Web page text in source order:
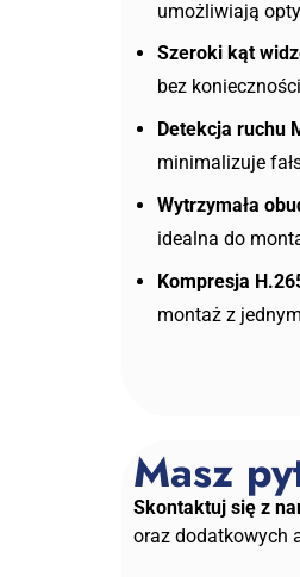
umożliwiają
Szeroki kąt
bez
Detekcja ruchu
minimalizuje
Wytrzymała
idealna do
Kompresja
montaż z
Masz
Skontaktuj się z
oraz dodatkowych